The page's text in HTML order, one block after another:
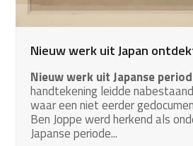
Nieuw werk uit Japan
Nieuw werk uit Japanse
handtekening leidde
waar een niet eerder
Ben Joppe werd herkend als
Japanse periode...